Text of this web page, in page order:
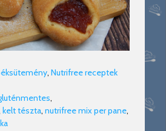
, Nutrifree receptek
,
kelt tészta, nutrifree mix per pane,